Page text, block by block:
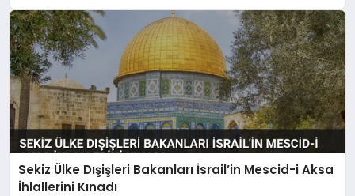
Sekiz Ülke Dışişleri Bakanları İsrail’in Mescid-i Aksa
İhlallerini Kınadı